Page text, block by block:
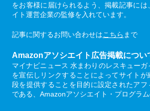
をお客様に届けられるよう、掲載記事に
イト運営企業の監修を入れています。
記事に関するお問い合わせはこちら まで
Amazonアソシエイト広告掲載につい
マイナビニュース 水まわりのレスキュー
を宣伝しリンクすることによってサイト
段を提供することを目的に設定されたア
である、Amazonアソシエイト・プログラム